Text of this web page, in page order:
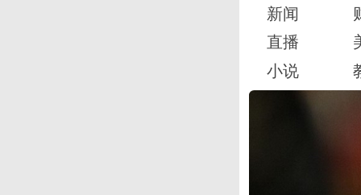
新闻
直播
小说